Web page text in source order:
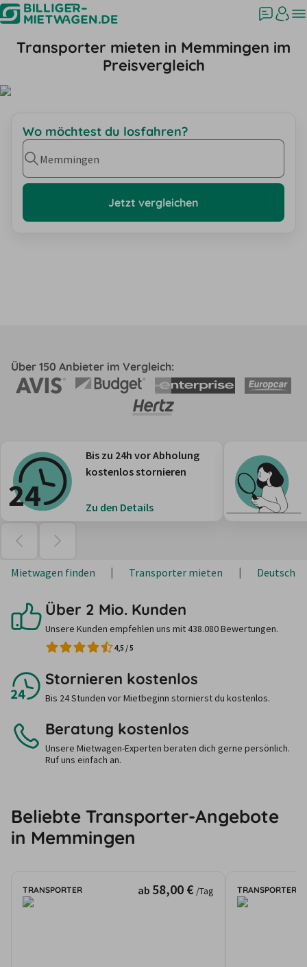
Transporter mieten in Memmingen im
Preisvergleich
Wo möchtest du losfahren?
Memmingen
Jetzt vergleichen
Über 150 Anbieter im Vergleich:
Bis zu 24h vor Abholung
kostenlos stornieren
Zu den Details
Mietwagen finden Transporter mieten
Über 2 Mio. Kunden
Unsere Kunden empfehlen uns mit 438.080 Bewertungen.
4,5 /5
Stornieren kostenlos
Bis 24 Stunden vor Mietbeginn stornierst du kostenlos.
Beratung kostenlos
Unsere Mietwagen-Experten beraten dich gerne persönlich.
Ruf uns einfach an.
Beliebte Transporter-Angebote
in Memmingen
TRANSPORTER ab 58,00 € /Tag TRANSPORTER